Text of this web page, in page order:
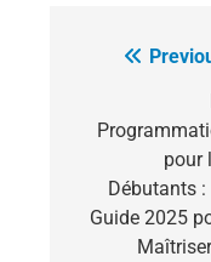
l’articlepour
Débutants :
Guide 2025